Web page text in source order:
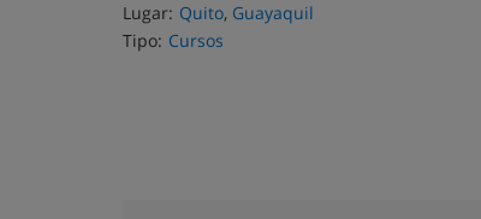
Lugar: Quito, Guayaquil
Tipo: Cursos